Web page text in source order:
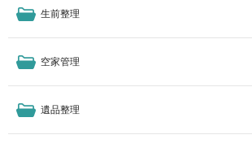
生前整理
空家管理
遺品整理